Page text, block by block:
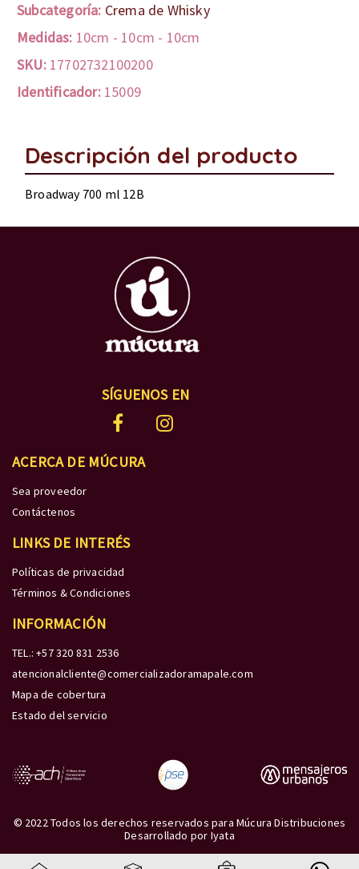
Subcategoría: Crema de Whisky
Medidas: 10cm - 10cm - 10cm
SKU: 17702732100200
Identificador: 15009
Descripción del producto
Broadway 700 ml 12B
SÍGUENOS EN
ACERCA DE MÚCURA
Sea proveedor
Contáctenos
LINKS DE INTERÉS
Políticas de privacidad
Términos & Condiciones
INFORMACIÓN
TEL.: +57 320 831 2536
atencionalcliente@comercializadoramapale.com
Mapa de cobertura
Estado del servicio
© 2022 Todos los derechos reservados para Múcura Distribuciones
Desarrollado por Iyata